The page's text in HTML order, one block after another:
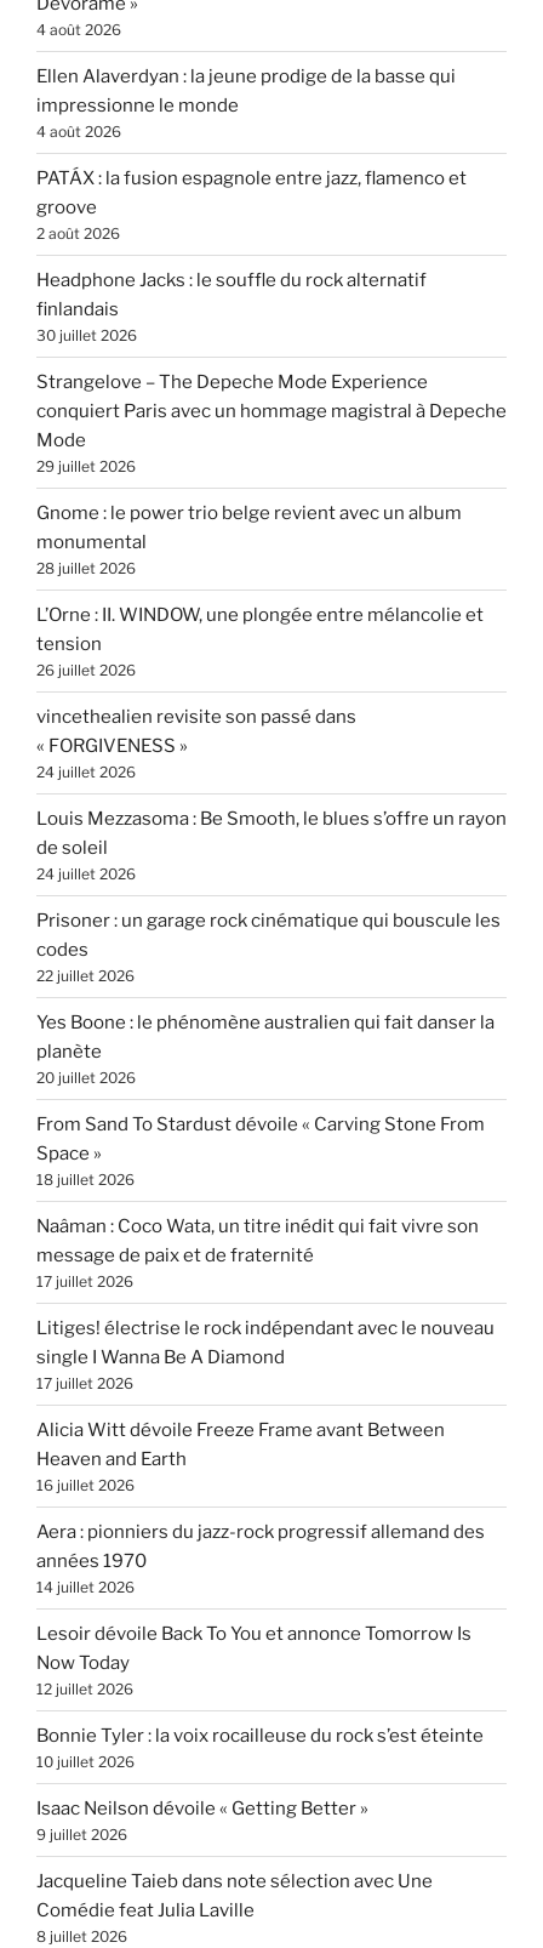
4 août 2026
Ellen Alaverdyan : la jeune prodige de la basse qui
impressionne le monde
4 août 2026
PATÁX : la fusion espagnole entre jazz, flamenco et
groove
2 août 2026
Headphone Jacks : le souffle du rock alternatif
finlandais
30 juillet 2026
Strangelove – The Depeche Mode Experience
conquiert Paris avec un hommage magistral à Depeche
Mode
29 juillet 2026
Gnome : le power trio belge revient avec un album
monumental
28 juillet 2026
L’Orne : II. WINDOW, une plongée entre mélancolie et
tension
26 juillet 2026
vincethealien revisite son passé dans
« FORGIVENESS »
24 juillet 2026
Louis Mezzasoma : Be Smooth, le blues s’offre un rayon
de soleil
24 juillet 2026
Prisoner : un garage rock cinématique qui bouscule les
codes
22 juillet 2026
Yes Boone : le phénomène australien qui fait danser la
planète
20 juillet 2026
From Sand To Stardust dévoile « Carving Stone From
Space »
18 juillet 2026
Naâman : Coco Wata, un titre inédit qui fait vivre son
message de paix et de fraternité
17 juillet 2026
Litiges! électrise le rock indépendant avec le nouveau
single I Wanna Be A Diamond
17 juillet 2026
Alicia Witt dévoile Freeze Frame avant Between
Heaven and Earth
16 juillet 2026
Aera : pionniers du jazz-rock progressif allemand des
années 1970
14 juillet 2026
Lesoir dévoile Back To You et annonce Tomorrow Is
Now Today
12 juillet 2026
Bonnie Tyler : la voix rocailleuse du rock s’est éteinte
10 juillet 2026
Isaac Neilson dévoile « Getting Better »
9 juillet 2026
Jacqueline Taieb dans note sélection avec Une
Comédie feat Julia Laville
8 juillet 2026